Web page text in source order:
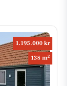
1.195.000 kr
138 m2